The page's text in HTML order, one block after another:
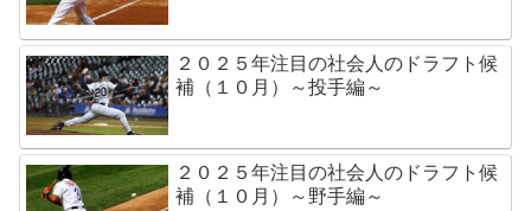
２０２５年注目の社会人のドラフト候
補（１０月）～投手編～
２０２５年注目の社会人のドラフト候
補（１０月）～野手編～